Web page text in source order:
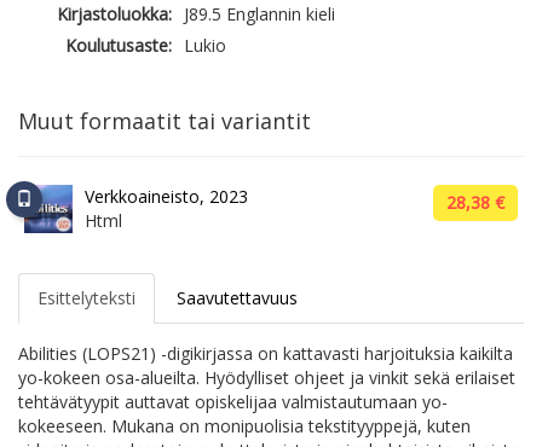
Kirjastoluokka: J89.5 Englannin kieli
Koulutusaste: Lukio
Muut formaatit tai variantit
Verkkoaineisto, 2023
Html
28,38 €
Esittelyteksti Saavutettavuus
Abilities (LOPS21) -digikirjassa on kattavasti harjoituksia kaikilta
yo-kokeen osa-alueilta. Hyödylliset ohjeet ja vinkit sekä erilaiset
tehtävätyypit auttavat opiskelijaa valmistautumaan yo-
kokeeseen. Mukana on monipuolisia tekstityyppejä, kuten